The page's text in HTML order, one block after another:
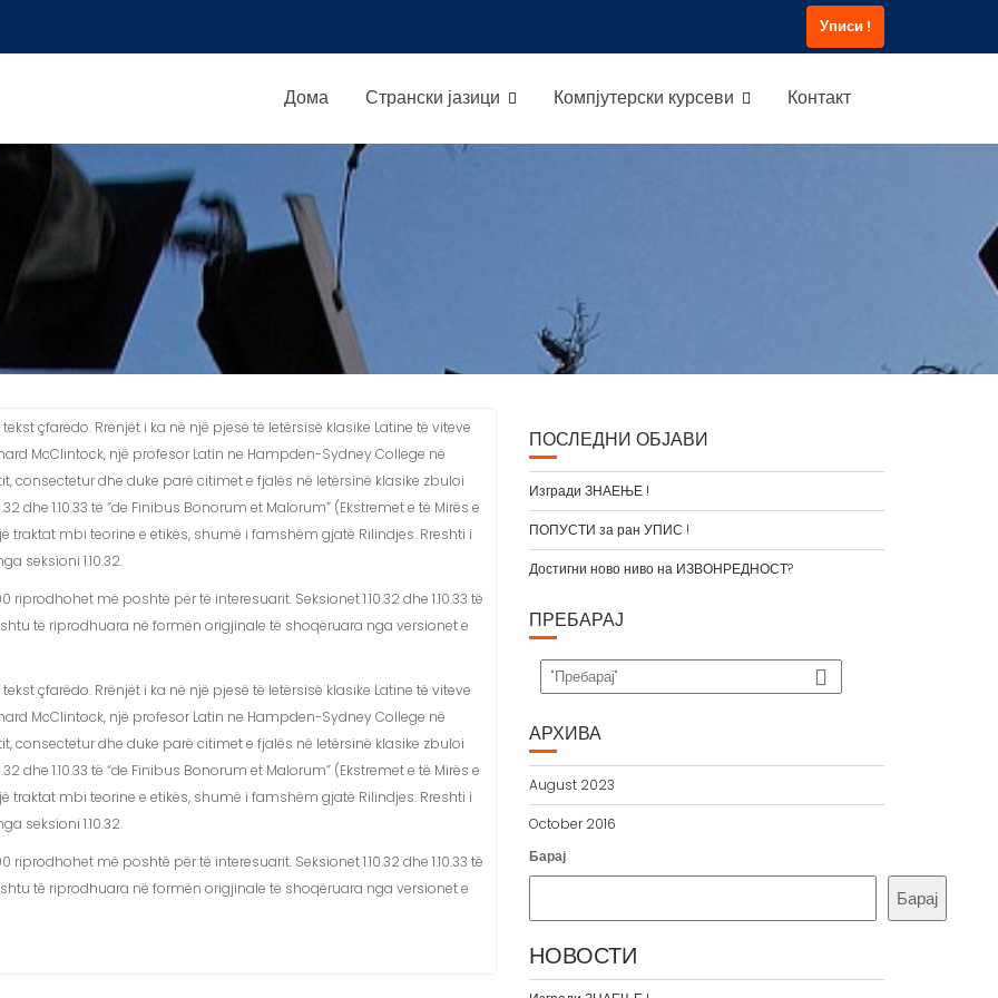
Уписи !
Дома Странски јазици Компјутерски курсеви Контакт
çfarëdo. Rrënjët i ka në një pjesë të letërsisë klasike Latine të viteve
McClintock, një profesor Latin ne Hampden-Sydney College në
consectetur dhe duke parë citimet e fjalës në letërsinë klasike zbuloi
dhe 1.10.33 të “de Finibus Bonorum et Malorum” (Ekstremet e të Mirës e
traktat mbi teorine e etikës, shumë i famshëm gjatë Rilindjes. Rreshti i
seksioni 1.10.32.
më poshtë për të interesuarit. Seksionet 1.10.32 dhe 1.10.33 të
të riprodhuara në formën origjinale të shoqëruara nga versionet e
çfarëdo. Rrënjët i ka në një pjesë të letërsisë klasike Latine të viteve
McClintock, një profesor Latin ne Hampden-Sydney College në
consectetur dhe duke parë citimet e fjalës në letërsinë klasike zbuloi
dhe 1.10.33 të “de Finibus Bonorum et Malorum” (Ekstremet e të Mirës e
traktat mbi teorine e etikës, shumë i famshëm gjatë Rilindjes. Rreshti i
seksioni 1.10.32.
më poshtë për të interesuarit. Seksionet 1.10.32 dhe 1.10.33 të
të riprodhuara në formën origjinale të shoqëruara nga versionet e
ПОСЛЕДНИ ОБЈАВИ
Изгради ЗНАЕЊЕ !
ПОПУСТИ за ран УПИС !
Достигни ново ниво на ИЗВОНРЕДНОСТ?
ПРЕБАРАЈ
АРХИВА
August 2023
October 2016
Барај
Барај
НОВОСТИ